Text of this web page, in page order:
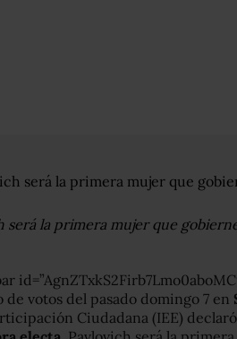
será la primera mujer que
votos del pasado domingo 7 en
Ciudadana (IEE)